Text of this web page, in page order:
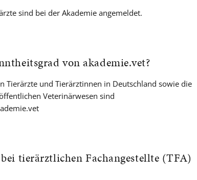
sind bei der Akademie angemeldet.
von akademie.vet?
Tierärzte und Tierärztinnen in Deutschland sowie die
Veterinärwesen sind
tierärztlichen Fachangestellte (TFA)